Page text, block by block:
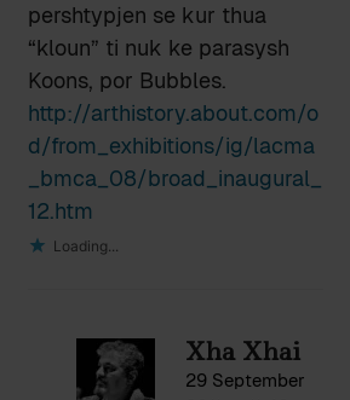
pershtypjen se kur thua
“kloun” ti nuk ke parasysh
Koons, por Bubbles.
http://arthistory.about.com/o
d/from_exhibitions/ig/lacma
_bmca_08/broad_inaugural_
12.htm
Loading...
Xha Xhai
29 September